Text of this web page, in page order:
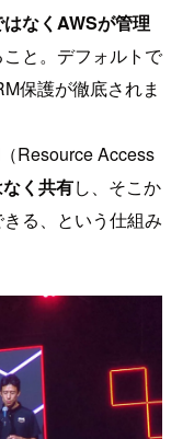
なくAWSが管理
と。デフォルトで
保護が徹底されま
Resource Access
く共有し、そこか
る、という仕組み